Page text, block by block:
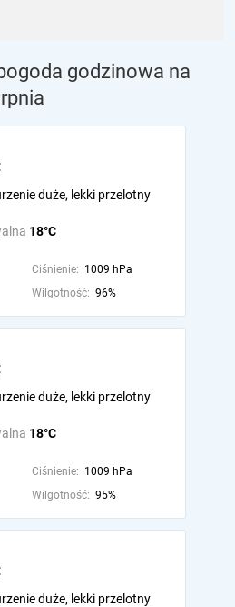
godzinowa na
18°C
duże, lekki przelotny
Ciśnienie: 1009 hPa
Wilgotność: 96%
18°C
duże, lekki przelotny
Ciśnienie: 1009 hPa
Wilgotność: 95%
duże, lekki przelotny